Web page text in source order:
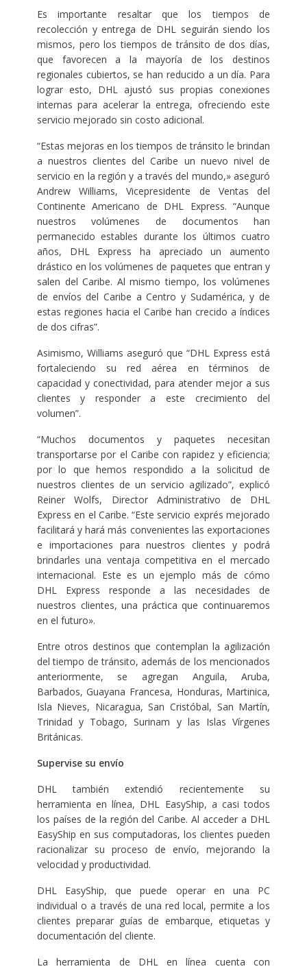
Es importante resaltar que los tiempos de
recolección y entrega de DHL seguirán siendo los
mismos, pero los tiempos de tránsito de dos días,
que favorecen a la mayoría de los destinos
regionales cubiertos, se han reducido a un día. Para
lograr esto, DHL ajustó sus propias conexiones
internas para acelerar la entrega, ofreciendo este
servicio mejorado sin costo adicional.
“Estas mejoras en los tiempos de tránsito le brindan
a nuestros clientes del Caribe un nuevo nivel de
servicio en la región y a través del mundo,» aseguró
Andrew Williams, Vicepresidente de Ventas del
Continente Americano de DHL Express. “Aunque
nuestros volúmenes de documentos han
permanecido estables durante los últimos cuatro
años, DHL Express ha apreciado un aumento
drástico en los volúmenes de paquetes que entran y
salen del Caribe. Al mismo tiempo, los volúmenes
de envíos del Caribe a Centro y Sudamérica, y de
estas regiones hacia el Caribe han crecido a índices
de dos cifras”.
Asimismo, Williams aseguró que “DHL Express está
fortaleciendo su red aérea en términos de
capacidad y conectividad, para atender mejor a sus
clientes y responder a este crecimiento del
volumen”.
“Muchos documentos y paquetes necesitan
transportarse por el Caribe con rapidez y eficiencia;
por lo que hemos respondido a la solicitud de
nuestros clientes de un servicio agilizado”, explicó
Reiner Wolfs, Director Administrativo de DHL
Express en el Caribe. “Este servicio exprés mejorado
facilitará y hará más convenientes las exportaciones
e importaciones para nuestros clientes y podrá
brindarles una ventaja competitiva en el mercado
internacional. Este es un ejemplo más de cómo
DHL Express responde a las necesidades de
nuestros clientes, una práctica que continuaremos
en el futuro».
Entre otros destinos que contemplan la agilización
del tiempo de tránsito, además de los mencionados
anteriormente, se agregan Anguila, Aruba,
Barbados, Guayana Francesa, Honduras, Martinica,
Isla Nieves, Nicaragua, San Cristóbal, San Martín,
Trinidad y Tobago, Surinam y las Islas Vírgenes
Británicas.
Supervise su envío
DHL también extendió recientemente su
herramienta en línea, DHL EasyShip, a casi todos
los países de la región del Caribe. Al acceder a DHL
EasyShip en sus computadoras, los clientes pueden
racionalizar su proceso de envío, mejorando la
velocidad y productividad.
DHL EasyShip, que puede operar en una PC
individual o a través de una red local, permite a los
clientes preparar guías de embarque, etiquetas y
documentación del cliente.
La herramienta de DHL en línea cuenta con